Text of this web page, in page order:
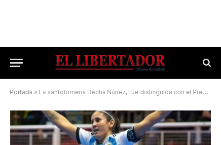
Portada » La santotomeña Becha Núñez, fue distinguida con el Premio Alumni